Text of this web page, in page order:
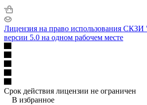
Лицензия на право использования
версии 5.0 на одном рабочем месте
Срок действия лицензии не ограничен
В избранное